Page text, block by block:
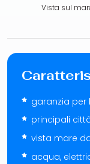
Vista sul
garanzia per
principali
vista mare
acqua,